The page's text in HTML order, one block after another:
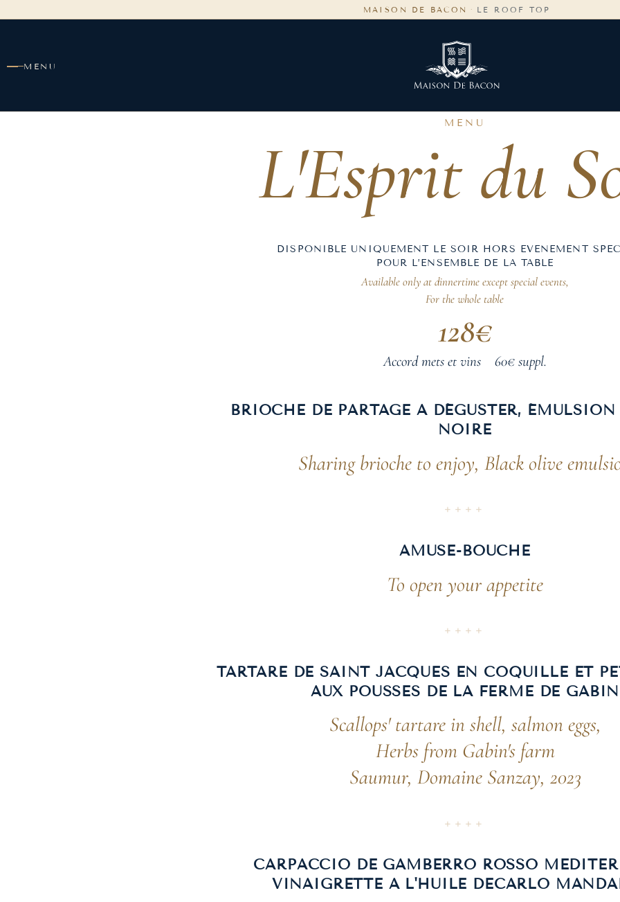
MAISON DE BACON · LE ROOF TOP
principal
MENU
MENU
L'Esprit du
DISPONIBLE UNIQUEMENT LE SOIR HORS EVENEMENT
POUR L’ENSEMBLE DE LA TABLE
Available only at dinnertime except special events,
For the whole table
128€
Accord mets et vins 60€ suppl.
BRIOCHE DE PARTAGE À DÉGUSTER,
NOIRE
Sharing brioche to enjoy, Black olive
++++
AMUSE-BOUCHE
To open your appetite
++++
TARTARE DE SAINT JACQUES EN COQUILLE ET
AUX POUSSES DE LA FERME DE GABIN
Scallops' tartare in shell, salmon eggs,
Herbs from Gabin's farm
Saumur, Domaine Sanzay, 2023
++++
CARPACCIO DE GAMBERRO ROSSO
VINAIGRETTE A L'HUILE DECARLO